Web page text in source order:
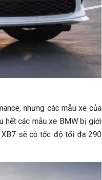
nhưng các mẫu xe của
hết các mẫu xe BMW bị giới
XB7 sẽ có tốc độ tối đa 290